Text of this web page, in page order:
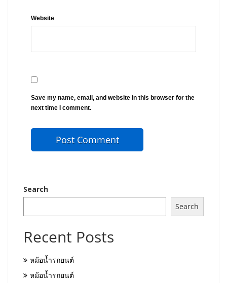
Website
Save my name, email, and website in this browser for the
next time I comment.
Search
Search
Recent Posts
หม้อน้ำรถยนต์
หม้อน้ำรถยนต์